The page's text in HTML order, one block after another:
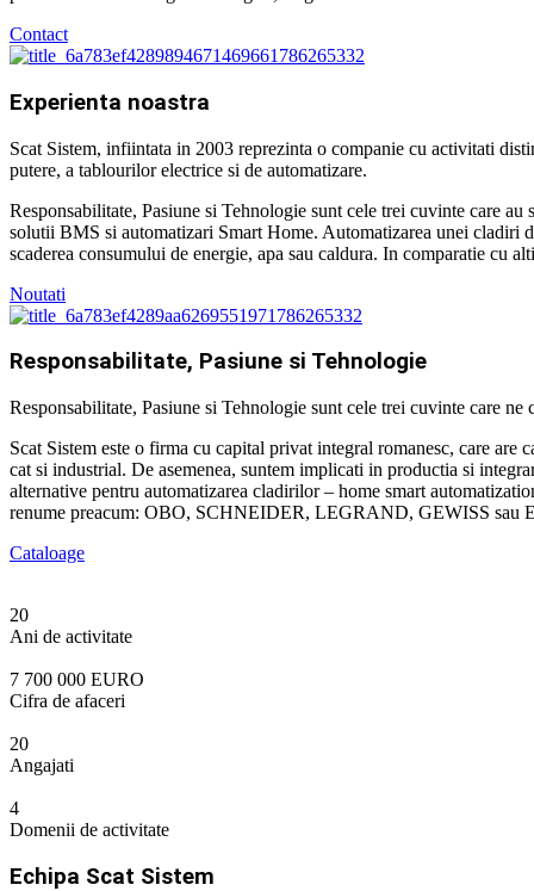
Contact
Experienta noastra
Scat Sistem, infiintata in 2003 reprezinta o companie cu activitati
putere, a tablourilor electrice si de automatizare.
Responsabilitate, Pasiune si Tehnologie sunt cele trei cuvinte care
solutii BMS si automatizari Smart Home. Automatizarea unei cladiri
scaderea consumului de energie, apa sau caldura. In comparatie cu
Noutati
Responsabilitate, Pasiune si Tehnologie
Responsabilitate, Pasiune si Tehnologie sunt cele trei cuvinte care
Scat Sistem este o firma cu capital privat integral romanesc, care
cat si industrial. De asemenea, suntem implicati in productia si
alternative pentru automatizarea cladirilor – home smart
renume preacum: OBO, SCHNEIDER, LEGRAND, GEWISS sau
Cataloage
20
Ani de activitate
7 700 000 EURO
Cifra de afaceri
20
Angajati
4
Domenii de activitate
Echipa Scat Sistem